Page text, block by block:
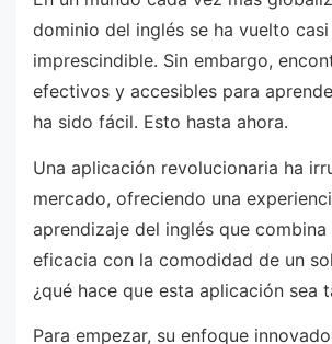
dominio del inglés se ha vuelto casi
imprescindible. Sin embargo,
efectivos y accesibles para
ha sido fácil. Esto hasta ahora.
Una aplicación revolucionaria ha
mercado, ofreciendo una
aprendizaje del inglés que
eficacia con la comodidad de un
¿qué hace que esta aplicación sea
Para empezar, su enfoque